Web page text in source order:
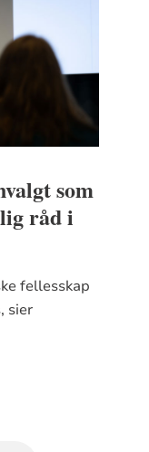
som
råd i
fellesskap
sier